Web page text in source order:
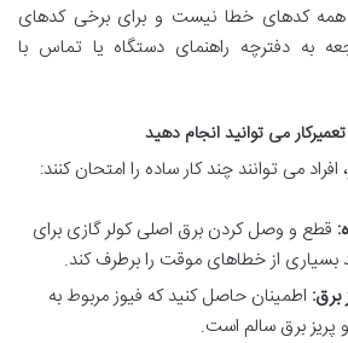
کدهای خطا نیست و برای برخی کدهای
به دفترچه راهنمای دستگاه یا تماس با
می توانید انجام دهید
می توانند چند کار ساده را امتحان کنند:
قطع و وصل کردن برق اصلی کولر گازی برای
بسیاری از خطاهای موقت را برطرف کند.
برق: اطمینان حاصل کنید که فیوز مربوط به
پریز برق سالم است.